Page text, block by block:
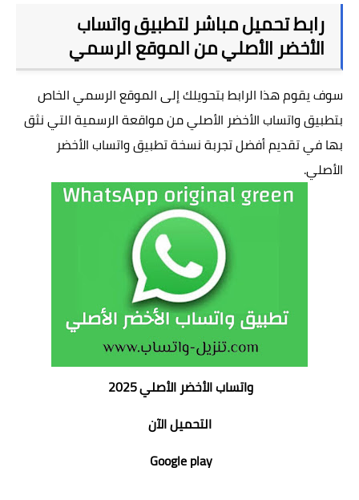
رابط تحميل مباشر لتطبيق واتساب
الأخضر الأصلي من الموقع الرسمي
سوف يقوم هذا الرابط بتحويلك إلى الموقع الرسمي الخاص
بتطبيق واتساب الأخضر الأصلي من مواقعة الرسمية التي نثق
بها في تقديم أفضل تجربة نسخة تطبيق واتساب الأخضر
الأصلي.
واتساب الأخضر الأصلي2025
التحميل الآن
Google play